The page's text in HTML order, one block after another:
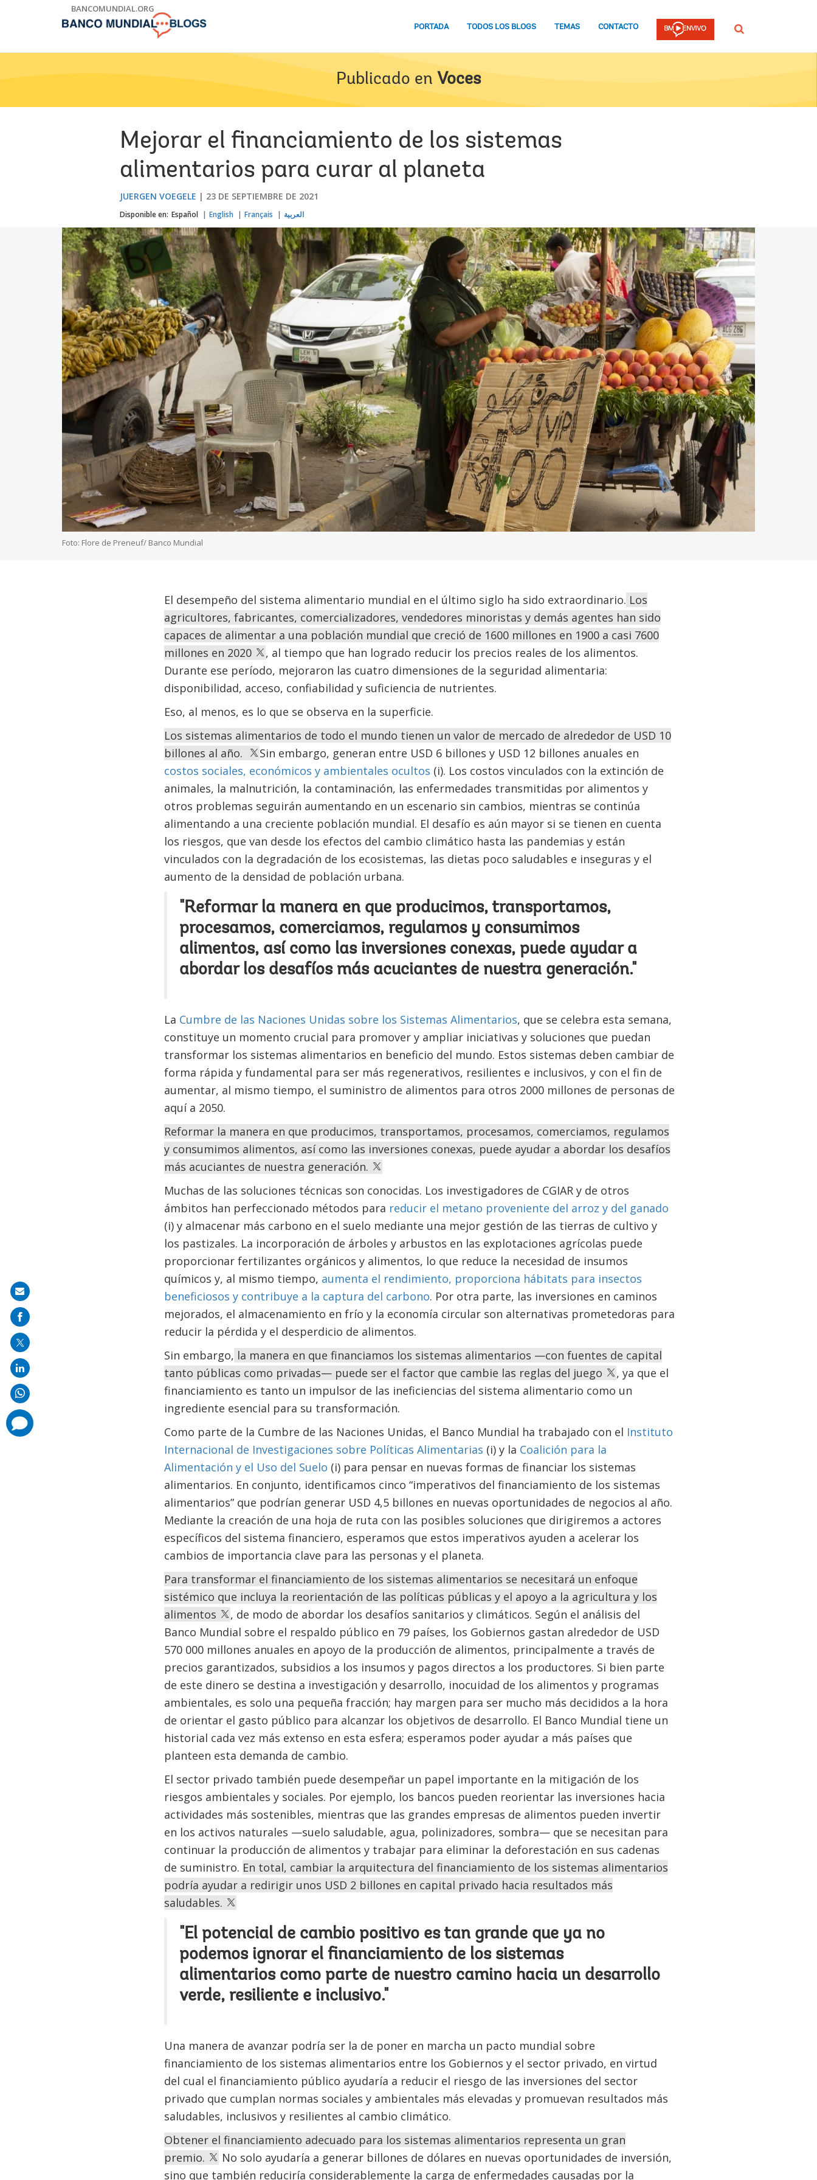
BANCOMUNDIAL.ORG
PORTADA TODOS LOS BLOGS TEMAS CONTACTO Buscar
Publicado en Voces
Mejorar el financiamiento de los sistemas
alimentarios para curar al planeta
JUERGEN VOEGELE 23 DE SEPTIEMBRE DE 2021
Disponible en: Español English Français العربية
Foto: Flore de Preneuf/ Banco Mundial
El desempeño del sistema alimentario mundial en el último siglo ha sido extraordinario. Los
agricultores, fabricantes, comercializadores, vendedores minoristas y demás agentes han sido
capaces de alimentar a una población mundial que creció de 1600 millones en 1900 a casi 7600
millones en 2020
, al tiempo que han logrado reducir los precios reales de los alimentos.
Durante ese período, mejoraron las cuatro dimensiones de la seguridad alimentaria:
disponibilidad, acceso, confiabilidad y suficiencia de nutrientes.
Eso, al menos, es lo que se observa en la superficie.
Los sistemas alimentarios de todo el mundo tienen un valor de mercado de alrededor de USD 10
billones al año.
Sin embargo, generan entre USD 6 billones y USD 12 billones anuales en
costos sociales, económicos y ambientales ocultos (i). Los costos vinculados con la extinción de
animales, la malnutrición, la contaminación, las enfermedades transmitidas por alimentos y
otros problemas seguirán aumentando en un escenario sin cambios, mientras se continúa
alimentando a una creciente población mundial. El desafío es aún mayor si se tienen en cuenta
los riesgos, que van desde los efectos del cambio climático hasta las pandemias y están
vinculados con la degradación de los ecosistemas, las dietas poco saludables e inseguras y el
aumento de la densidad de población urbana.
"Reformar la manera en que producimos, transportamos,
procesamos, comerciamos, regulamos y consumimos
alimentos, así como las inversiones conexas, puede ayudar a
abordar los desafíos más acuciantes de nuestra generación."
La Cumbre de las Naciones Unidas sobre los Sistemas Alimentarios, que se celebra esta semana,
constituye un momento crucial para promover y ampliar iniciativas y soluciones que puedan
transformar los sistemas alimentarios en beneficio del mundo. Estos sistemas deben cambiar de
forma rápida y fundamental para ser más regenerativos, resilientes e inclusivos, y con el fin de
aumentar, al mismo tiempo, el suministro de alimentos para otros 2000 millones de personas de
aquí a 2050.
Reformar la manera en que producimos, transportamos, procesamos, comerciamos, regulamos
y consumimos alimentos, así como las inversiones conexas, puede ayudar a abordar los desafíos
más acuciantes de nuestra generación.
Muchas de las soluciones técnicas son conocidas. Los investigadores de CGIAR y de otros
ámbitos han perfeccionado métodos para reducir el metano proveniente del arroz y del ganado
(i) y almacenar más carbono en el suelo mediante una mejor gestión de las tierras de cultivo y
los pastizales. La incorporación de árboles y arbustos en las explotaciones agrícolas puede
proporcionar fertilizantes orgánicos y alimentos, lo que reduce la necesidad de insumos
químicos y, al mismo tiempo, aumenta el rendimiento, proporciona hábitats para insectos
beneficiosos y contribuye a la captura del carbono. Por otra parte, las inversiones en caminos
mejorados, el almacenamiento en frío y la economía circular son alternativas prometedoras para
reducir la pérdida y el desperdicio de alimentos.
Sin embargo, la manera en que financiamos los sistemas alimentarios —con fuentes de capital
tanto públicas como privadas— puede ser el factor que cambie las reglas del juego
, ya que el
financiamiento es tanto un impulsor de las ineficiencias del sistema alimentario como un
ingrediente esencial para su transformación.
Como parte de la Cumbre de las Naciones Unidas, el Banco Mundial ha trabajado con el Instituto
Internacional de Investigaciones sobre Políticas Alimentarias (i) y la Coalición para la
Alimentación y el Uso del Suelo (i) para pensar en nuevas formas de financiar los sistemas
alimentarios. En conjunto, identificamos cinco “imperativos del financiamiento de los sistemas
alimentarios” que podrían generar USD 4,5 billones en nuevas oportunidades de negocios al año.
Mediante la creación de una hoja de ruta con las posibles soluciones que dirigiremos a actores
específicos del sistema financiero, esperamos que estos imperativos ayuden a acelerar los
cambios de importancia clave para las personas y el planeta.
Para transformar el financiamiento de los sistemas alimentarios se necesitará un enfoque
sistémico que incluya la reorientación de las políticas públicas y el apoyo a la agricultura y los
alimentos
, de modo de abordar los desafíos sanitarios y climáticos. Según el análisis del
Banco Mundial sobre el respaldo público en 79 países, los Gobiernos gastan alrededor de USD
570 000 millones anuales en apoyo de la producción de alimentos, principalmente a través de
precios garantizados, subsidios a los insumos y pagos directos a los productores. Si bien parte
de este dinero se destina a investigación y desarrollo, inocuidad de los alimentos y programas
ambientales, es solo una pequeña fracción; hay margen para ser mucho más decididos a la hora
de orientar el gasto público para alcanzar los objetivos de desarrollo. El Banco Mundial tiene un
historial cada vez más extenso en esta esfera; esperamos poder ayudar a más países que
planteen esta demanda de cambio.
El sector privado también puede desempeñar un papel importante en la mitigación de los
riesgos ambientales y sociales. Por ejemplo, los bancos pueden reorientar las inversiones hacia
actividades más sostenibles, mientras que las grandes empresas de alimentos pueden invertir
en los activos naturales —suelo saludable, agua, polinizadores, sombra— que se necesitan para
continuar la producción de alimentos y trabajar para eliminar la deforestación en sus cadenas
de suministro. En total, cambiar la arquitectura del financiamiento de los sistemas alimentarios
podría ayudar a redirigir unos USD 2 billones en capital privado hacia resultados más
saludables.
"El potencial de cambio positivo es tan grande que ya no
podemos ignorar el financiamiento de los sistemas
alimentarios como parte de nuestro camino hacia un desarrollo
verde, resiliente e inclusivo."
Una manera de avanzar podría ser la de poner en marcha un pacto mundial sobre
financiamiento de los sistemas alimentarios entre los Gobiernos y el sector privado, en virtud
del cual el financiamiento público ayudaría a reducir el riesgo de las inversiones del sector
privado que cumplan normas sociales y ambientales más elevadas y promuevan resultados más
saludables, inclusivos y resilientes al cambio climático.
Obtener el financiamiento adecuado para los sistemas alimentarios representa un gran
premio.
No solo ayudaría a generar billones de dólares en nuevas oportunidades de inversión,
sino que también reduciría considerablemente la carga de enfermedades causadas por la
Share
on
mail
comments
added